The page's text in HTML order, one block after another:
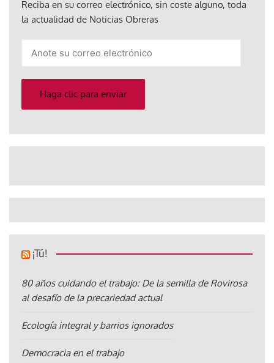
Reciba en su correo electrónico, sin coste alguno, toda
la actualidad de Noticias Obreras
electrónico
Haga clic para enviar
¡Tú!
80 años cuidando el trabajo: De la semilla de Rovirosa
al desafío de la precariedad actual
Ecología integral y barrios ignorados
Democracia en el trabajo